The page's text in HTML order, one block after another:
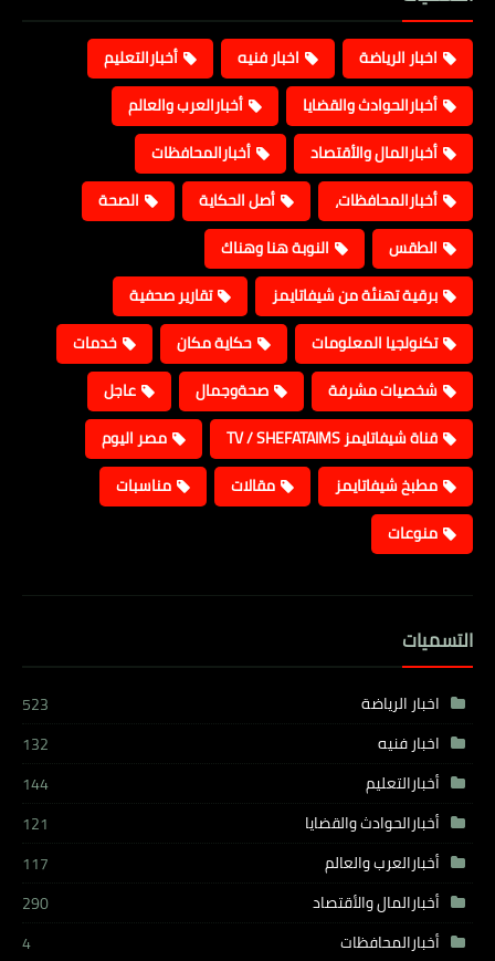
اخبار الرياضة اخبار فنيه
أخبارالتعليم
أخبارالحوادث والقضايا
أخبارالعرب والعالم
أخبارالمال والأقتصاد
أخبارالمحافظات
أخبارالمحافظات،
أصل الحكاية
الصحة
الطقس
النوبة هنا وهناك
برقية تهنئة من شيفاتايمز
تقارير صحفية
تكنولجيا المعلومات
حكاية مكان
خدمات
شخصيات مشرفة
صحةوجمال
عاجل
قناة شيفاتايمز TV / SHEFATAIMS
مصر اليوم
مطبخ شيفاتايمز
مقالات
مناسبات
منوعات
التسميات
اخبار الرياضة
523
اخبار فنيه
132
أخبارالتعليم
144
أخبارالحوادث والقضايا
121
أخبارالعرب والعالم
117
أخبارالمال والأقتصاد
290
أخبارالمحافظات
4